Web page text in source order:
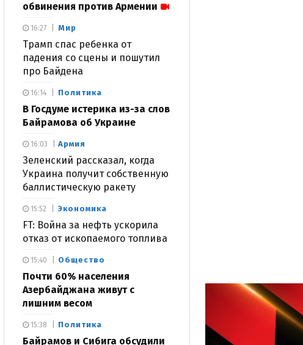
обвинения против Армении
Мир
Трамп спас ребенка от
падения со сцены и пошутил
про Байдена
16:27
Политика
В Госдуме истерика из-за слов
Байрамова об Украине
16:14
Армия
Зеленский рассказал, когда
Украина получит собственную
баллистическую ракету
16:03
Экономика
FT: Война за нефть ускорила
отказ от ископаемого топлива
15:52
Общество
Почти 60% населения
Азербайджана живут с
лишним весом
15:40
Политика
Байрамов и Сибига обсудили
15:38